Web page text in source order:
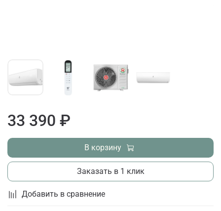
Добавить в сравнение
33 390 ₽
В корзину
Заказать в 1 клик